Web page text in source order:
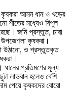
কৃষকরা আমন ধান ও খড়ের
শীতের মধ্যেও বিপুল
জমি প্রস্তুত, চারা
কৃষকরা।
উঠানো, ও প্রস্তুতকৃত
প্রতিমণের মূল্য
লাভবান হলেও বেশি
পেয়ে কৃষকদের বোরো